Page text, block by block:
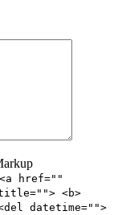
<a href=""
<b>
datetime="">